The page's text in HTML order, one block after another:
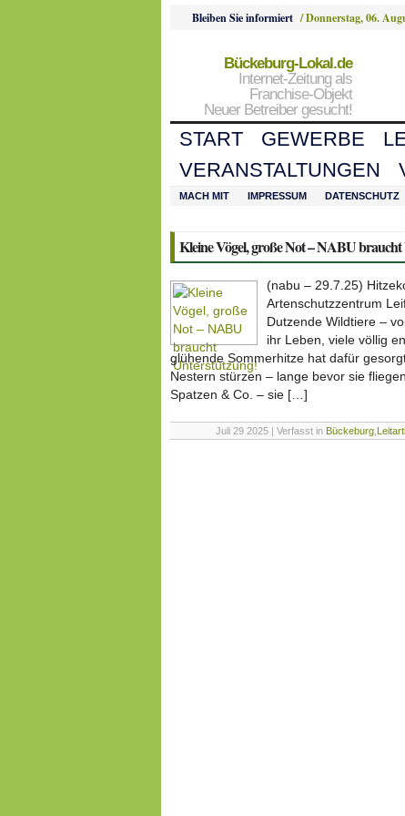
Bleiben Sie informiert /Donnerstag, 06.
Bückeburg-Lokal.de
Internet-Zeitung als
Franchise-Objekt
Neuer Betreiber gesucht!
START GEWERBE
VERANSTALTUNGEN
MACH MIT IMPRESSUM DATENSCHUTZ
Kleine Vögel, große Not – NABU
(nabu – 29.7.25)
Artenschutzzentrum
Dutzende Wildtiere –
ihr Leben, viele völlig
glühende Sommerhitze hat dafür
Nestern stürzen – lange bevor sie
Spatzen & Co. – sie […]
Juli 29 2025 | Verfasst in Bückeburg